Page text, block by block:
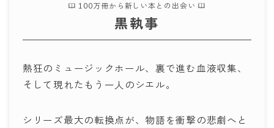
100万冊から新しい本との出会い
黒執事
熱狂のミュージックホール、裏で進む血液収集、
そして現れたもう一人のシエル。
シリーズ最大の転換点が、物語を衝撃の悲劇へと